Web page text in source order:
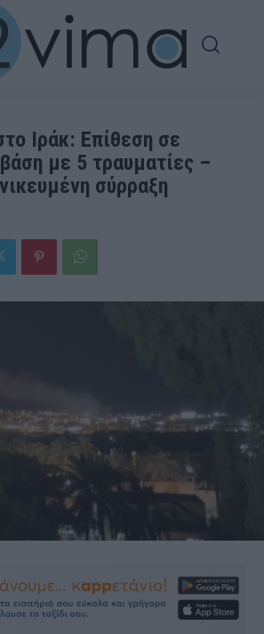
Ιράκ: Επίθεση σε
με 5 τραυματίες –
σύρραξη